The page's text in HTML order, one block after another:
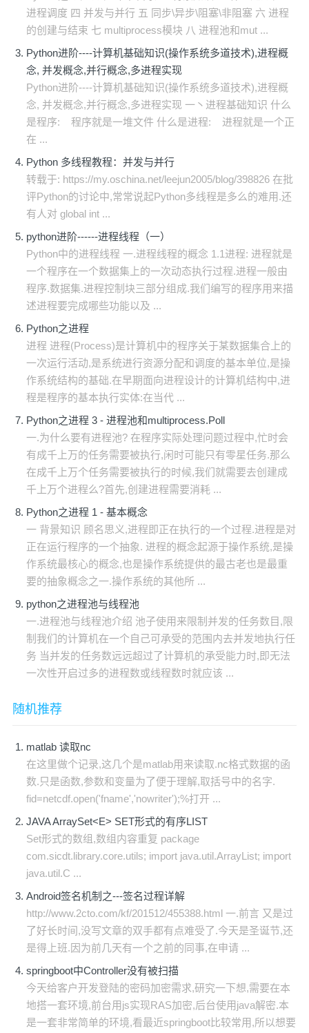
进程调度 四 并发与并行 五 同步\异步\阻塞\非阻塞 六 进程
的创建与结束 七 multiprocess模块 八 进程池和mut ...
Python进阶----计算机基础知识(操作系统多道技术),进程概
念, 并发概念,并行概念,多进程实现
Python进阶----计算机基础知识(操作系统多道技术),进程概
念, 并发概念,并行概念,多进程实现 一丶进程基础知识 什么
是程序: ​ 程序就是一堆文件 什么是进程: ​ 进程就是一个正
在 ...
Python 多线程教程：并发与并行
转载于: https://my.oschina.net/leejun2005/blog/398826 在批
评Python的讨论中,常常说起Python多线程是多么的难用.还
有人对 global int ...
python进阶------进程线程（一）
Python中的进程线程 一.进程线程的概念 1.1进程: 进程就是
一个程序在一个数据集上的一次动态执行过程.进程一般由
程序.数据集.进程控制块三部分组成.我们编写的程序用来描
述进程要完成哪些功能以及 ...
Python之进程
进程 进程(Process)是计算机中的程序关于某数据集合上的
一次运行活动,是系统进行资源分配和调度的基本单位,是操
作系统结构的基础.在早期面向进程设计的计算机结构中,进
程是程序的基本执行实体:在当代 ...
Python之进程 3 - 进程池和multiprocess.Poll
一.为什么要有进程池? 在程序实际处理问题过程中,忙时会
有成千上万的任务需要被执行,闲时可能只有零星任务.那么
在成千上万个任务需要被执行的时候,我们就需要去创建成
千上万个进程么?首先,创建进程需要消耗 ...
Python之进程 1 - 基本概念
一 背景知识 顾名思义,进程即正在执行的一个过程.进程是对
正在运行程序的一个抽象. 进程的概念起源于操作系统,是操
作系统最核心的概念,也是操作系统提供的最古老也是最重
要的抽象概念之一.操作系统的其他所 ...
python之进程池与线程池
一.进程池与线程池介绍 池子使用来限制并发的任务数目,限
制我们的计算机在一个自己可承受的范围内去并发地执行任
务 当并发的任务数远远超过了计算机的承受能力时,即无法
一次性开启过多的进程数或线程数时就应该 ...
随机推荐
matlab 读取nc
在这里做个记录,这几个是matlab用来读取.nc格式数据的函
数.只是函数,参数和变量为了便于理解,取括号中的名字.
fid=netcdf.open('fname','nowriter');%打开 ...
JAVA ArraySet<E> SET形式的有序LIST
Set形式的数组,数组内容重复 package
com.sicdt.library.core.utils; import java.util.ArrayList; import
java.util.C ...
Android签名机制之---签名过程详解
http://www.2cto.com/kf/201512/455388.html 一.前言 又是过
了好长时间,没写文章的双手都有点难受了.今天是圣诞节,还
是得上班.因为前几天有一个之前的同事,在申请 ...
springboot中Controller没有被扫描
今天给客户开发登陆的密码加密需求,研究一下想,需要在本
地搭一套环境,前台用js实现RAS加密,后台使用java解密.本
是一套非常简单的环境,看最近springboot比较常用,所以想要